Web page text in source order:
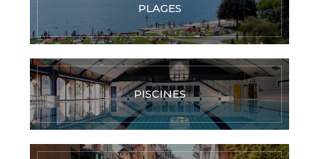
PLAGES
PISCINES